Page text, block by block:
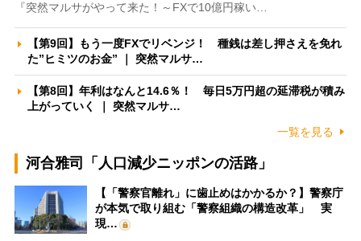
『突然マルサがやって来た！～FXで10億円稼い…
【第9回】もう一度FXでリベンジ！ 種銭は差し押さえを免れ
た”ヒミツのお金” ｜ 突然マルサ…
【第8回】年利はなんと14.6％！ 毎日5万円超の延滞税が積み
上がっていく ｜ 突然マルサ…
一覧を見る
河合雅司「人口減少ニッポンの活路」
【「警察官離れ」に歯止めはかかるか？】警察庁
が本気で取り組む「警察組織の構造改革」 実
現…